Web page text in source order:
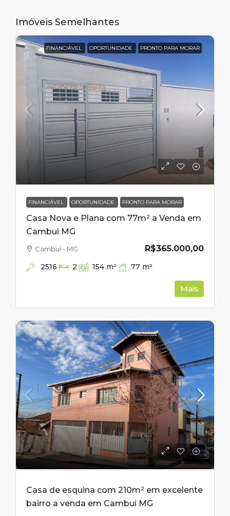
Imóveis Semelhantes
FINANCIÁVEL OPORTUNIDADE PRONTO PARA MORAR
FINANCIÁVEL OPORTUNIDADE PRONTO PARA MORAR
Casa Nova e Plana com 77m² a Venda em
Cambui MG
R$365.000,00
Cambuí - MG
2516 2 154 m² 77 m²
Mais
Casa de esquina com 210m² em excelente
bairro a venda em Cambuí MG